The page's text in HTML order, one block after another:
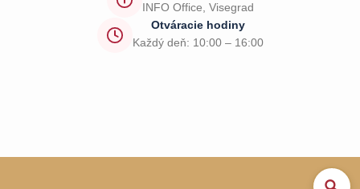
INFO Office, Visegrad
Otváracie hodiny
Každý deň: 10:00 – 16:00